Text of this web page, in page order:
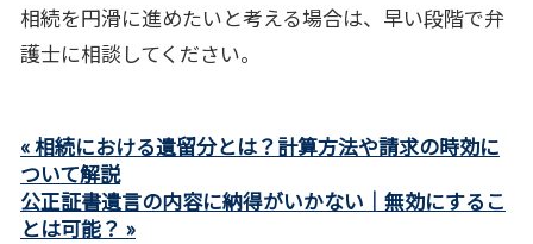
相続を円滑に進めたいと考える場合は、早い段階で弁
護士に相談してください。
« 相続における遺留分とは？計算方法や請求の時効に
ついて解説
公正証書遺言の内容に納得がいかない｜無効にするこ
とは可能？ »